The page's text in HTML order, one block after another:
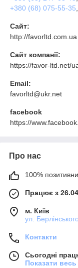
+380 (68) 075-55-35
Сайт:
http://favorltd.com.ua
Сайт компанії:
https://favor-ltd.net/
Email:
favorltd@ukr.net
facebook
https://
Про нас
100%
Працює з
м. Київ
ул.
Контакти
Сьогодні
Показати